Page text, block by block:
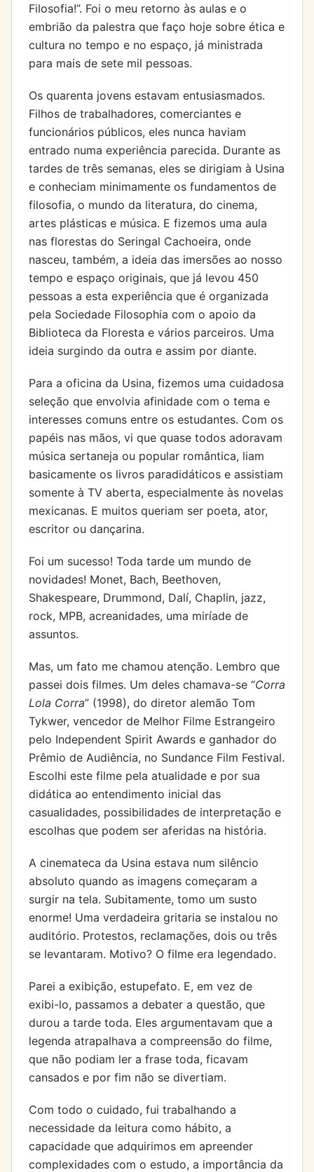
Filosofia!”. Foi o meu retorno às aulas e o
embrião da palestra que faço hoje sobre ética e
cultura no tempo e no espaço, já ministrada
para mais de sete mil pessoas.
Os quarenta jovens estavam entusiasmados.
Filhos de trabalhadores, comerciantes e
funcionários públicos, eles nunca haviam
entrado numa experiência parecida. Durante as
tardes de três semanas, eles se dirigiam à Usina
e conheciam minimamente os fundamentos de
filosofia, o mundo da literatura, do cinema,
artes plásticas e música. E fizemos uma aula
nas florestas do Seringal Cachoeira, onde
nasceu, também, a ideia das imersões ao nosso
tempo e espaço originais, que já levou 450
pessoas a esta experiência que é organizada
pela Sociedade Filosophia com o apoio da
Biblioteca da Floresta e vários parceiros. Uma
ideia surgindo da outra e assim por diante.
Para a oficina da Usina, fizemos uma cuidadosa
seleção que envolvia afinidade com o tema e
interesses comuns entre os estudantes. Com os
papéis nas mãos, vi que quase todos adoravam
música sertaneja ou popular romântica, liam
basicamente os livros paradidáticos e assistiam
somente à TV aberta, especialmente às novelas
mexicanas. E muitos queriam ser poeta, ator,
escritor ou dançarina.
Foi um sucesso! Toda tarde um mundo de
novidades! Monet, Bach, Beethoven,
Shakespeare, Drummond, Dalí, Chaplin, jazz,
rock, MPB, acreanidades, uma miríade de
assuntos.
Mas, um fato me chamou atenção. Lembro que
passei dois filmes. Um deles chamava-se “Corra
Lola Corra” (1998), do diretor alemão Tom
Tykwer, vencedor de Melhor Filme Estrangeiro
pelo Independent Spirit Awards e ganhador do
Prêmio de Audiência, no Sundance Film Festival.
Escolhi este filme pela atualidade e por sua
didática ao entendimento inicial das
casualidades, possibilidades de interpretação e
escolhas que podem ser aferidas na história.
A cinemateca da Usina estava num silêncio
absoluto quando as imagens começaram a
surgir na tela. Subitamente, tomo um susto
enorme! Uma verdadeira gritaria se instalou no
auditório. Protestos, reclamações, dois ou três
se levantaram. Motivo? O filme era legendado.
Parei a exibição, estupefato. E, em vez de
exibi-lo, passamos a debater a questão, que
durou a tarde toda. Eles argumentavam que a
legenda atrapalhava a compreensão do filme,
que não podiam ler a frase toda, ficavam
cansados e por fim não se divertiam.
Com todo o cuidado, fui trabalhando a
necessidade da leitura como hábito, a
capacidade que adquirimos em apreender
complexidades com o estudo, a importância da